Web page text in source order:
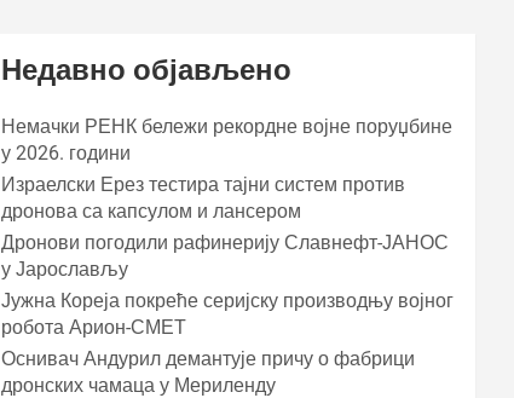
Недавно објављено
Немачки РЕНК бележи рекордне војне поруџбине
у 2026. години
Израелски Ерез тестира тајни систем против
дронова са капсулом и лансером
Дронови погодили рафинерију Славнефт-ЈАНОС
у Јарослављу
Јужна Кореја покреће серијску производњу војног
робота Арион-СМЕТ
Оснивач Андурил демантује причу о фабрици
дронских чамаца у Мериленду